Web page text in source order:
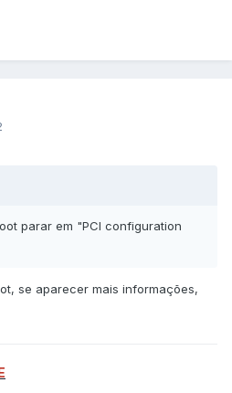
parar em "PCI configuration
se aparecer mais informações,